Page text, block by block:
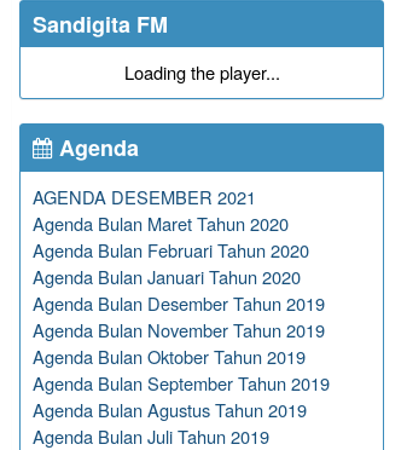
Sandigita FM
Loading the player...
Agenda
AGENDA DESEMBER 2021
Agenda Bulan Maret Tahun 2020
Agenda Bulan Februari Tahun 2020
Agenda Bulan Januari Tahun 2020
Agenda Bulan Desember Tahun 2019
Agenda Bulan November Tahun 2019
Agenda Bulan Oktober Tahun 2019
Agenda Bulan September Tahun 2019
Agenda Bulan Agustus Tahun 2019
Agenda Bulan Juli Tahun 2019